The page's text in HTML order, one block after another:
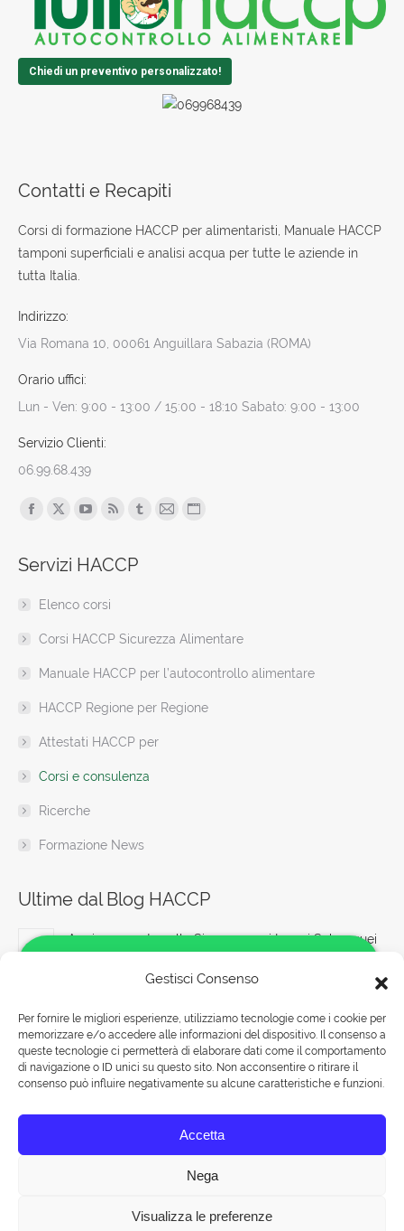
Gestisci Consenso
Per fornire le migliori esperienze, utilizziamo tecnologie come i cookie per
memorizzare e/o accedere alle informazioni del dispositivo. Il consenso a
queste tecnologie ci permetterà di elaborare dati come il comportamento
di navigazione o ID unici su questo sito. Non acconsentire o ritirare il
consenso può influire negativamente su alcune caratteristiche e funzioni.
Accetta
Nega
Visualizza le preferenze
Chiedi un preventivo personalizzato!
Contatti e Recapiti
Corsi di formazione HACCP per alimentaristi, Manuale HACCP
tamponi superficiali e analisi acqua per tutte le aziende in
tutta Italia.
Indirizzo:
Via Romana 10, 00061 Anguillara Sabazia (ROMA)
Orario uffici:
Lun - Ven: 9:00 - 13:00 / 15:00 - 18:10 Sabato: 9:00 - 13:00
Servizio Clienti:
06.99.68.439
Find us on:
Facebook
opens
new
window
X
opens
new
window
opens
new
window
opens
window
Tumblr
window
Mail
window
Sito
new
Servizi HACCP
Elenco corsi
Corsi HACCP Sicurezza Alimentare
Manuale HACCP per l’autocontrollo alimentare
HACCP Regione per Regione
Attestati HACCP per
Corsi e consulenza
Ricerche
Formazione News
Ultime dal Blog HACCP
Aggiornamento sulla Sicurezza nei Lavori Subacquei
formative
6 Agosto 2026
Il ruolo del medico competente nell’valutazione
Salve!
Come possiamo aiutarti?
Rispondiamo nei seguenti orari:
Lunedì-Venerdì 09:00-18:00
Sabato 09:00-13:00